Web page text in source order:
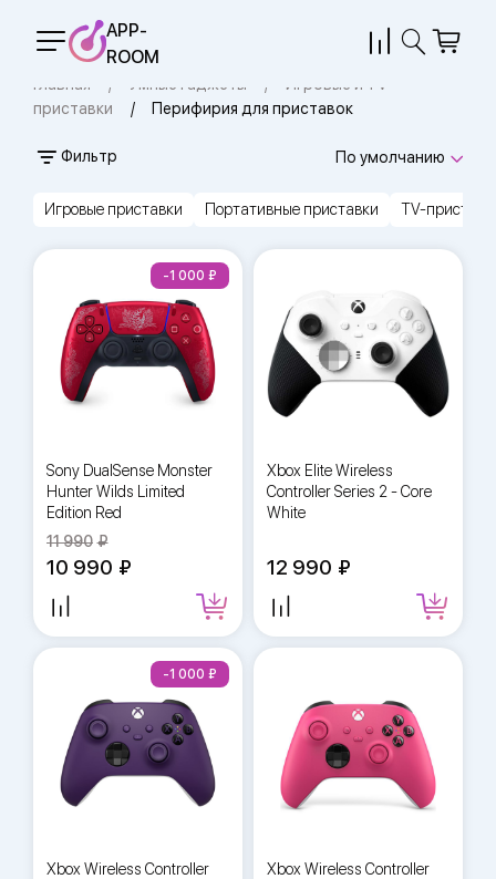
APP-
ROOM
Главная Умные гаджеты
Игровые и TV-
приставки
Перифирия для приставок
Игровые приставки Портативные приставки TV-
Фильтр По умолчанию
Sony DualSense Monster
Hunter Wilds Limited
Edition Red
11 990
10 990
-1 000
Xbox Elite Wireless
Controller Series 2 - Core
White
12 990
Xbox Wireless Controller
-1 000
Xbox Wireless Controller